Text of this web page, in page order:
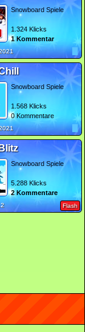
Snowboard Spiele
1.324 Klicks
1 Kommentar
Snowboard Spiele
1.568 Klicks
0 Kommentare
Snowboard Spiele
5.288 Klicks
2 Kommentare
Flash